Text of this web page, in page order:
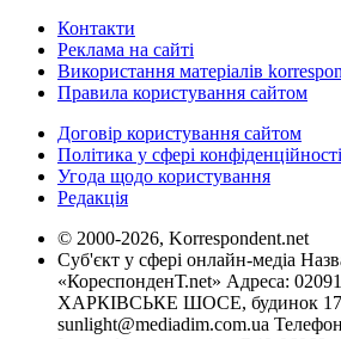
Контакти
Реклама на сайті
Використання матеріалів
Правила користування сайтом
Договір користування сайтом
Політика у сфері
Угода щодо користування
Редакція
© 2000-2026, Korrespondent.net
Суб'єкт у сфері онлайн-медіа
«КореспонденТ.net» Адреса:
ХАРКІВСЬКЕ ШОСЕ, будинок
sunlight@mediadim.com.ua